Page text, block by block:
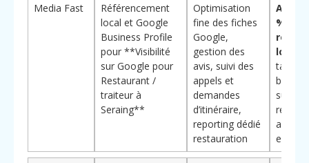
Media Fast
Référencement
local et Google
Business Profile
pour **Visibilité
sur Google pour
Restaurant /
traiteur à
Seraing**
Optimisation
fine des fiches
Google,
gestion des
avis, suivi des
appels et
demandes
d’itinéraire,
reporting dédié
restauration
%
locaux
bord
sur
appels
en salle